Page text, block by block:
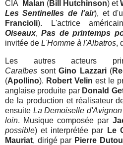
CIA
Malan (Bill Hutchinson) et
Les Sentinelles de l'air), et
Francioli). L'actrice
Oiseaux,Pas de printemps
invitée de L'Homme à l'Albatros,
Les autres acteurs
Caraïbes sontGino Lazzari(
(Apollino). Robert Velin est le
anglaise produite par Donald
de la production et réalisateur
ensuite La Demoiselle d'Avignon
loin. Musique composée par
possible) et interprétée par
Le
Mauriat, dirigé par Pierre